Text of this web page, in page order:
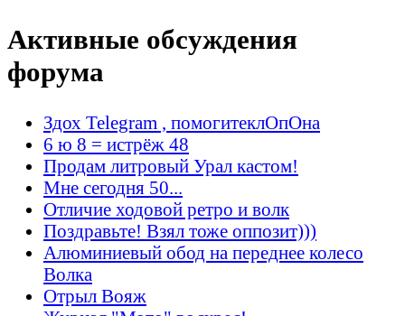
Активные обсуждения
форума
Здох Telegram , помогитеклОпОна
6 ю 8 = истрёж 48
Продам литровый Урал кастом!
Мне сегодня 50...
Отличие ходовой ретро и волк
Поздравьте! Взял тоже оппозит)))
Алюминиевый обод на переднее колесо
Волка
Отрыл Вояж